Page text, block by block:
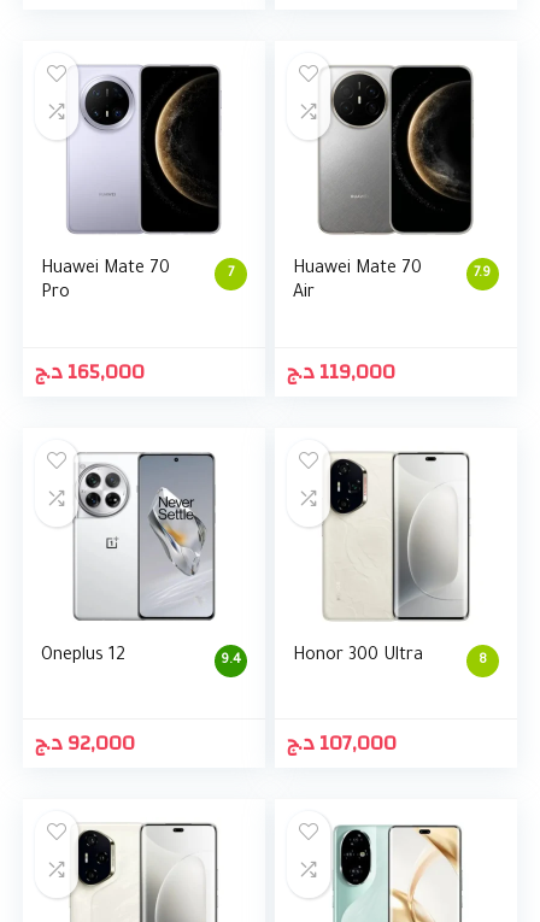
7
Huawei Mate 70
Pro
165,000د.ج
7.9
Huawei Mate 70
Air
119,000د.ج
9.4
Oneplus 12
92,000د.ج
8
Honor 300 Ultra
107,000د.ج